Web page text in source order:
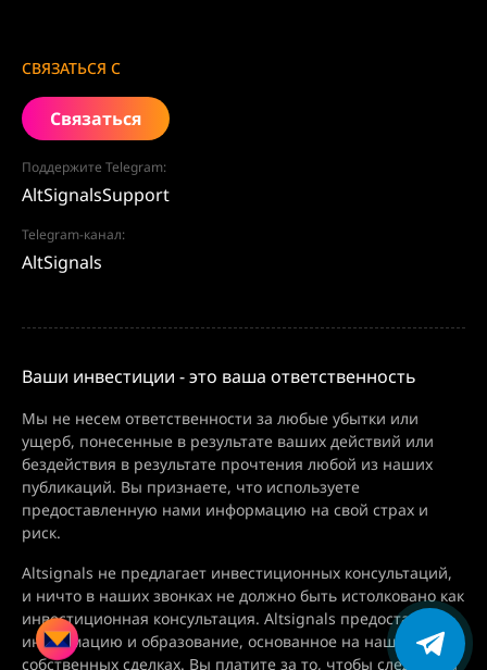
СВЯЗАТЬСЯ С
Связаться
Поддержите Telegram:
AltSignalsSupport
Telegram-канал:
AltSignals
Ваши инвестиции - это ваша ответственность
Мы не несем ответственности за любые убытки или
ущерб, понесенные в результате ваших действий или
бездействия в результате прочтения любой из наших
публикаций. Вы признаете, что используете
предоставленную нами информацию на свой страх и
риск.
Altsignals не предлагает инвестиционных консультаций,
и ничто в наших звонках не должно быть истолковано как
инвестиционная консультация. Altsignals предоставляет
информацию и образование, основанное на наших
собственных сделках. Вы платите за то, чтобы следить за